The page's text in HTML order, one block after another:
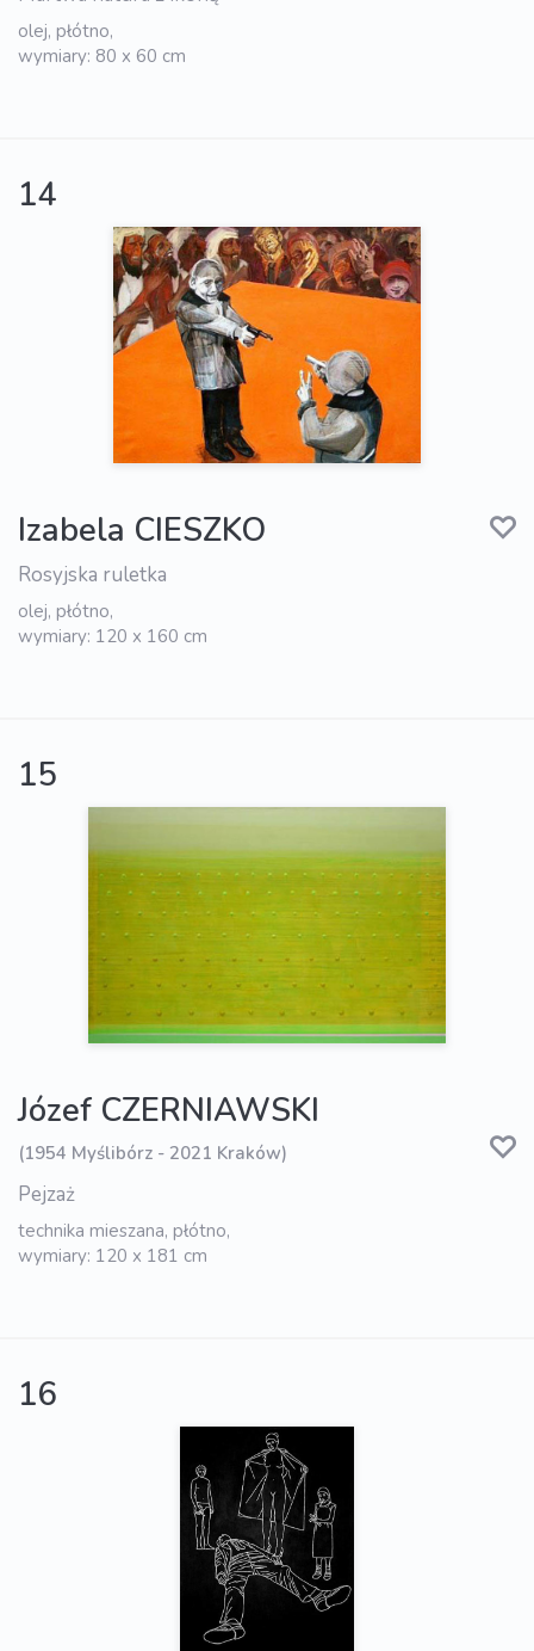
olej, płótno,
wymiary: 80 x 60 cm
14
Izabela CIESZKO
Rosyjska ruletka
olej, płótno,
wymiary: 120 x 160 cm
15
Józef CZERNIAWSKI
(1954 Myślibórz - 2021 Kraków)
Pejzaż
technika mieszana, płótno,
wymiary: 120 x 181 cm
16